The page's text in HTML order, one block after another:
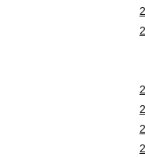
『 狭山市駅西口駐車場
「狭山市 産業労働セン
セミナーのお申込み・お
☎ ０４－２９５８－５
『 狭山市駅西口
『 狭山市駅西口駐車場
「狭山市 産業労働セン
ご自宅でも当セミナーを
途中退席も可能ですので
★★★「zoom」にて配
「zoom」の動画配信サ
ご自宅でも・移動中で
（※ 通信料はご負担くだ
（※ 通信料はご負担くだ
ライブ配信セミナーご
いただいたメールアド
メールにある 「 セミ
ライブ配信セミナーが視